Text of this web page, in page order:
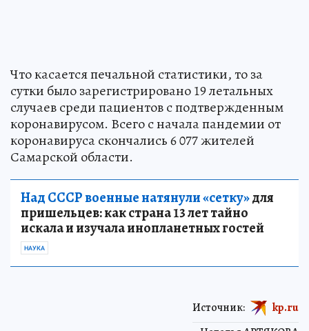
Что касается печальной статистики, то за
сутки было зарегистрировано 19 летальных
случаев среди пациентов с подтвержденным
коронавирусом. Всего с начала пандемии от
коронавируса скончались 6 077 жителей
Самарской области.
Над СССР военные натянули «сетку»для
пришельцев: как страна 13 лет тайно
искала и изучала инопланетных гостей
НАУКА
Источник: kp.ru